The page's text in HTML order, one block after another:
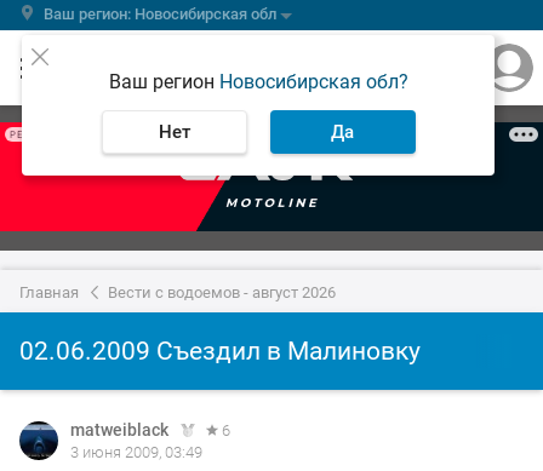
Ваш регион: Новосибирская обл
Ваш регион Новосибирская обл?
Нет Да
РЕКЛАМА
Главная Вести с водоемов - август 2026
02.06.2009 Съездил в Малиновку
matweiblack
6
3 июня 2009, 03:49